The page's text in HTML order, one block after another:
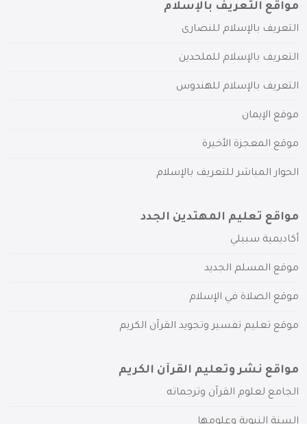
مواقع التعريف بالإسلام
التعريف بالإسلام للنصارى
التعريف بالإسلام للملحدين
التعريف بالإسلام للهندوس
موقع الإيمان
موقع المعجزة الأخيرة
الحوار المباشر للتعريف بالإسلام
مواقع تعليم المهتدين الجدد
أكاديمية سبيلي
موقع المسلم الجديد
موقع الصلاة في الإسلام
موقع تعليم تفسير وتجويد القرآن الكريم
مواقع نشر وتعليم القرآن الكريم
الجامع لعلوم القرآن وترجماته